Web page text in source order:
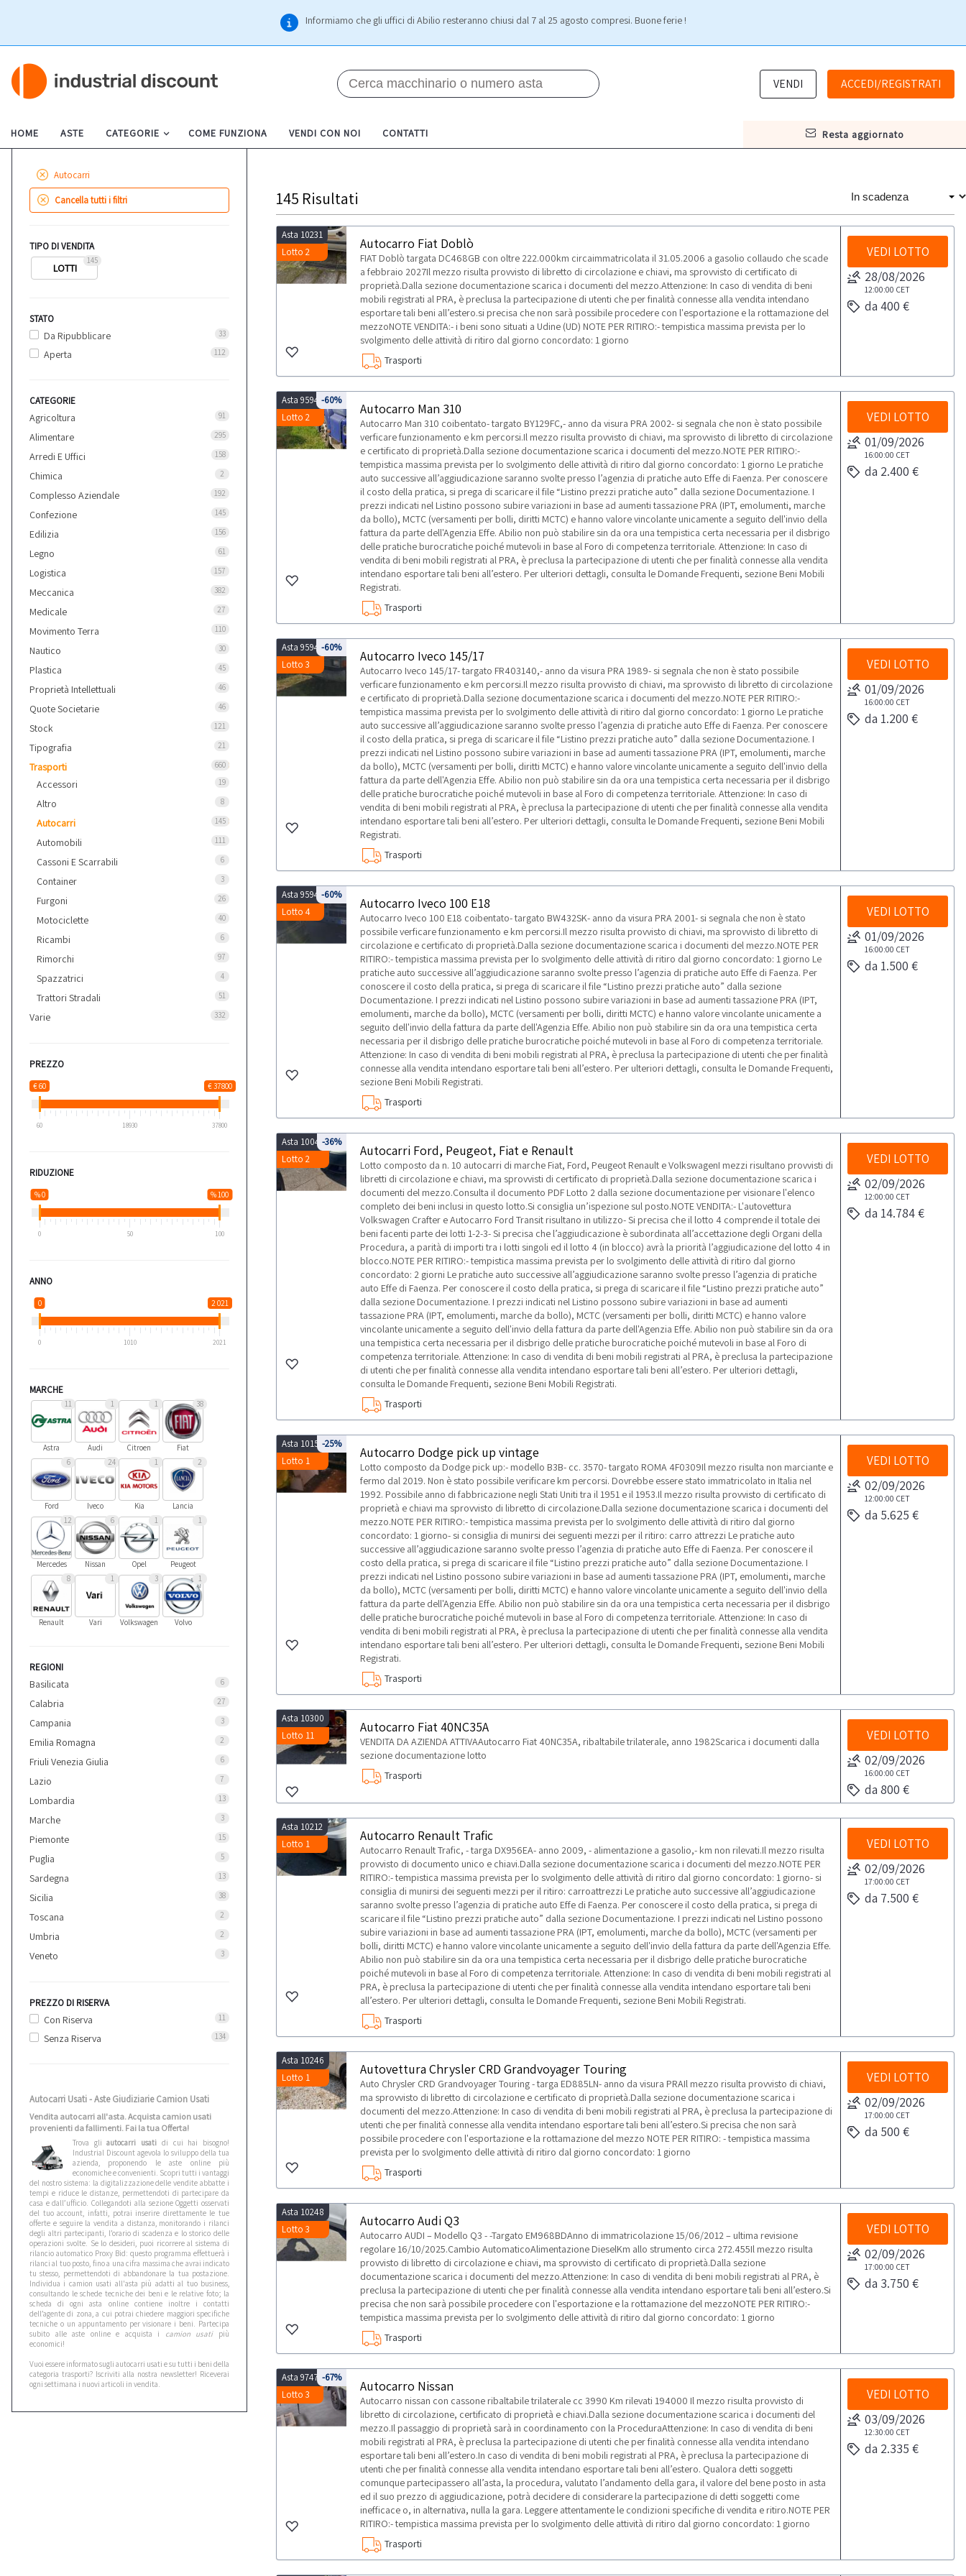
Informiamo che gli uffici di Abilio resteranno chiusi dal 7 al 25 agosto compresi. Buone ferie !
VENDI ACCEDI/REGISTRATI
HOME ASTE CATEGORIE COME FUNZIONA VENDI CON NOI CONTATTI resta aggiornato
Autocarri
Cancella tutti i filtri
TIPO DI VENDITA
145
LOTTI
STATO
Da Ripubblicare 33
Aperta 112
CATEGORIE
Agricoltura 91
Alimentare 295
Arredi E Uffici 158
Chimica 2
Complesso Aziendale 192
Confezione 145
Edilizia 156
Legno 61
Logistica 157
Meccanica 382
Medicale 27
Movimento Terra 110
Nautico 30
Plastica 45
Proprietà Intellettuali 46
Quote Societarie 46
Stock 121
Tipografia 21
Trasporti 660
Accessori 19
Altro 8
Autocarri 145
Automobili 111
Cassoni E Scarrabili 6
Container 3
Furgoni 26
Motociclette 40
Ricambi 6
Rimorchi 97
Spazzatrici 4
Trattori Stradali 51
Varie 332
PREZZO
€ 60 € 37800
60 18930 37800
RIDUZIONE
% 0 % 100
0 50 100
ANNO
0 2 021
0 1010 2021
MARCHE
11
Astra
1
Audi
1
Citroen
38
Fiat
6
Ford
24
Iveco
1
Kia
2
Lancia
12
Mercedes
6
Nissan
1
Opel
1
Peugeot
8
Renault
1
Vari
3
Volkswagen
1
Volvo
REGIONI
Basilicata 6
Calabria 27
Campania 3
Emilia Romagna 2
Friuli Venezia Giulia 6
Lazio 7
Lombardia 13
Marche 3
Piemonte 15
Puglia 5
Sardegna 13
Sicilia 38
Toscana 2
Umbria 2
Veneto 3
PREZZO DI RISERVA
Con Riserva 11
Senza Riserva 134
Autocarri Usati - Aste Giudiziarie Camion Usati
Vendita autocarri all'asta. Acquista camion usati
provenienti da fallimenti. Fai la tua Offerta!
Trova gliautocarri usati di cui hai bisogno!
Industrial Discount agevola lo sviluppo della tua
azienda, proponendo le aste online più
economiche e convenienti. Scopri tutti i vantaggi
del nostro sistema: la digitalizzazione delle vendite abbatte i
tempi e riduce le distanze, permettendoti di partecipare da
casa e dall’ufficio. Collegandoti alla sezione Oggetti osservati
del tuo account, infatti, potrai inserire direttamente le tue
offerte e seguire la vendita a distanza, monitorando i rilanci
degli altri partecipanti, l’orario di scadenza e lo storico delle
operazioni svolte. Se lo desideri, puoi ricorrere al sistema di
rilancio automatico Proxy Bid: questo programma effettuerà i
rilanci al tuo posto, fino a una cifra massima che avrai indicato
tu stesso, permettendoti di abbandonare la tua postazione.
Individua i camion usati all'asta più adatti al tuo business,
consultando le schede tecniche dei beni e le relative foto; la
scheda di ogni asta online contiene inoltre i contatti
dell’agente di zona, a cui potrai chiedere maggiori specifiche
tecniche o un appuntamento per visionare i beni. Partecipa
subito alle aste online e acquista i camion usatipiù
economici!
Vuoi essere informato sugli autocarri usati e su tutti i beni della
categoria trasporti? Iscriviti alla nostra newsletter! Riceverai
ogni settimana i nuovi articoli in vendita.
145 Risultati
Asta 10231
Lotto 2
Autocarro Fiat Doblò
FIAT Doblò targata DC468GB con oltre 222.000km circaimmatricolata il 31.05.2006 a gasolio collaudo che scade
a febbraio 2027Il mezzo risulta provvisto di libretto di circolazione e chiavi, ma sprovvisto di certificato di
proprietà.Dalla sezione documentazione scarica i documenti del mezzo.Attenzione: In caso di vendita di beni
mobili registrati al PRA, è preclusa la partecipazione di utenti che per finalità connesse alla vendita intendano
esportare tali beni all’estero.si precisa che non sarà possibile procedere con l'esportazione e la rottamazione del
mezzoNOTE VENDITA:- i beni sono situati a Udine (UD) NOTE PER RITIRO:- tempistica massima prevista per lo
svolgimento delle attività di ritiro dal giorno concordato: 1 giorno
Trasporti
VEDI LOTTO
28/08/2026
12:00:00 CET
da 400 €
Asta 9594
Lotto 2
-60%
Autocarro Man 310
Autocarro Man 310 coibentato- targato BY129FC,- anno da visura PRA 2002- si segnala che non è stato possibile
verficare funzionamento e km percorsi.Il mezzo risulta provvisto di chiavi, ma sprovvisto di libretto di circolazione
e certificato di proprietà.Dalla sezione documentazione scarica i documenti del mezzo.NOTE PER RITIRO:-
tempistica massima prevista per lo svolgimento delle attività di ritiro dal giorno concordato: 1 giorno Le pratiche
auto successive all’aggiudicazione saranno svolte presso l’agenzia di pratiche auto Effe di Faenza. Per conoscere
il costo della pratica, si prega di scaricare il file “Listino prezzi pratiche auto” dalla sezione Documentazione. I
prezzi indicati nel Listino possono subire variazioni in base ad aumenti tassazione PRA (IPT, emolumenti, marche
da bollo), MCTC (versamenti per bolli, diritti MCTC) e hanno valore vincolante unicamente a seguito dell'invio della
fattura da parte dell'Agenzia Effe. Abilio non può stabilire sin da ora una tempistica certa necessaria per il disbrigo
delle pratiche burocratiche poiché mutevoli in base al Foro di competenza territoriale. Attenzione: In caso di
vendita di beni mobili registrati al PRA, è preclusa la partecipazione di utenti che per finalità connesse alla vendita
intendano esportare tali beni all’estero. Per ulteriori dettagli, consulta le Domande Frequenti, sezione Beni Mobili
Registrati.
Trasporti
VEDI LOTTO
01/09/2026
16:00:00 CET
da 2.400 €
Asta 9594
Lotto 3
-60%
Autocarro Iveco 145/17
Autocarro Iveco 145/17- targato FR403140,- anno da visura PRA 1989- si segnala che non è stato possibile
verficare funzionamento e km percorsi.Il mezzo risulta provvisto di chiavi, ma sprovvisto di libretto di circolazione
e certificato di proprietà.Dalla sezione documentazione scarica i documenti del mezzo.NOTE PER RITIRO:-
tempistica massima prevista per lo svolgimento delle attività di ritiro dal giorno concordato: 1 giorno Le pratiche
auto successive all’aggiudicazione saranno svolte presso l’agenzia di pratiche auto Effe di Faenza. Per conoscere
il costo della pratica, si prega di scaricare il file “Listino prezzi pratiche auto” dalla sezione Documentazione. I
prezzi indicati nel Listino possono subire variazioni in base ad aumenti tassazione PRA (IPT, emolumenti, marche
da bollo), MCTC (versamenti per bolli, diritti MCTC) e hanno valore vincolante unicamente a seguito dell'invio della
fattura da parte dell'Agenzia Effe. Abilio non può stabilire sin da ora una tempistica certa necessaria per il disbrigo
delle pratiche burocratiche poiché mutevoli in base al Foro di competenza territoriale. Attenzione: In caso di
vendita di beni mobili registrati al PRA, è preclusa la partecipazione di utenti che per finalità connesse alla vendita
intendano esportare tali beni all’estero. Per ulteriori dettagli, consulta le Domande Frequenti, sezione Beni Mobili
Registrati.
Trasporti
VEDI LOTTO
01/09/2026
16:00:00 CET
da 1.200 €
Asta 9594
Lotto 4
-60%
Autocarro Iveco 100 E18
Autocarro Iveco 100 E18 coibentato- targato BW432SK- anno da visura PRA 2001- si segnala che non è stato
possibile verficare funzionamento e km percorsi.Il mezzo risulta provvisto di chiavi, ma sprovvisto di libretto di
circolazione e certificato di proprietà.Dalla sezione documentazione scarica i documenti del mezzo.NOTE PER
RITIRO:- tempistica massima prevista per lo svolgimento delle attività di ritiro dal giorno concordato: 1 giorno Le
pratiche auto successive all’aggiudicazione saranno svolte presso l’agenzia di pratiche auto Effe di Faenza. Per
conoscere il costo della pratica, si prega di scaricare il file “Listino prezzi pratiche auto” dalla sezione
Documentazione. I prezzi indicati nel Listino possono subire variazioni in base ad aumenti tassazione PRA (IPT,
emolumenti, marche da bollo), MCTC (versamenti per bolli, diritti MCTC) e hanno valore vincolante unicamente a
seguito dell'invio della fattura da parte dell'Agenzia Effe. Abilio non può stabilire sin da ora una tempistica certa
necessaria per il disbrigo delle pratiche burocratiche poiché mutevoli in base al Foro di competenza territoriale.
Attenzione: In caso di vendita di beni mobili registrati al PRA, è preclusa la partecipazione di utenti che per finalità
connesse alla vendita intendano esportare tali beni all’estero. Per ulteriori dettagli, consulta le Domande Frequenti,
sezione Beni Mobili Registrati.
Trasporti
VEDI LOTTO
01/09/2026
16:00:00 CET
da 1.500 €
Asta 10043
Lotto 2
-36%
Autocarri Ford, Peugeot, Fiat e Renault
Lotto composto da n. 10 autocarri di marche Fiat, Ford, Peugeot Renault e VolkswagenI mezzi risultano provvisti di
libretti di circolazione e chiavi, ma sprovvisti di certificato di proprietà.Dalla sezione documentazione scarica i
documenti del mezzo.Consulta il documento PDF Lotto 2 dalla sezione documentazione per visionare l'elenco
completo dei beni inclusi in questo lotto.Si consiglia un’ispezione sul posto.NOTE VENDITA:- L'autovettura
Volkswagen Crafter e Autocarro Ford Transit risultano in utilizzo- Si precisa che il lotto 4 comprende il totale dei
beni facenti parte dei lotti 1-2-3- Si precisa che l’aggiudicazione è subordinata all’accettazione degli Organi della
Procedura, a parità di importi tra i lotti singoli ed il lotto 4 (in blocco) avrà la priorità l’aggiudicazione del lotto 4 in
blocco.NOTE PER RITIRO:- tempistica massima prevista per lo svolgimento delle attività di ritiro dal giorno
concordato: 2 giorni Le pratiche auto successive all’aggiudicazione saranno svolte presso l’agenzia di pratiche
auto Effe di Faenza. Per conoscere il costo della pratica, si prega di scaricare il file “Listino prezzi pratiche auto”
dalla sezione Documentazione. I prezzi indicati nel Listino possono subire variazioni in base ad aumenti
tassazione PRA (IPT, emolumenti, marche da bollo), MCTC (versamenti per bolli, diritti MCTC) e hanno valore
vincolante unicamente a seguito dell'invio della fattura da parte dell'Agenzia Effe. Abilio non può stabilire sin da ora
una tempistica certa necessaria per il disbrigo delle pratiche burocratiche poiché mutevoli in base al Foro di
competenza territoriale. Attenzione: In caso di vendita di beni mobili registrati al PRA, è preclusa la partecipazione
di utenti che per finalità connesse alla vendita intendano esportare tali beni all’estero. Per ulteriori dettagli,
consulta le Domande Frequenti, sezione Beni Mobili Registrati.
Trasporti
VEDI LOTTO
02/09/2026
12:00:00 CET
da 14.784 €
Asta 10153
Lotto 1
-25%
Autocarro Dodge pick up vintage
Lotto composto da Dodge pick up:- modello B3B- cc. 3570- targato ROMA 4F0309Il mezzo risulta non marciante e
fermo dal 2019. Non è stato possibile verificare km percorsi. Dovrebbe essere stato immatricolato in Italia nel
1992. Possibile anno di fabbricazione negli Stati Uniti tra il 1951 e il 1953.Il mezzo risulta provvisto di certificato di
proprietà e chiavi ma sprovvisto di libretto di circolazione.Dalla sezione documentazione scarica i documenti del
mezzo.NOTE PER RITIRO:- tempistica massima prevista per lo svolgimento delle attività di ritiro dal giorno
concordato: 1 giorno- si consiglia di munirsi dei seguenti mezzi per il ritiro: carro attrezzi Le pratiche auto
successive all’aggiudicazione saranno svolte presso l’agenzia di pratiche auto Effe di Faenza. Per conoscere il
costo della pratica, si prega di scaricare il file “Listino prezzi pratiche auto” dalla sezione Documentazione. I
prezzi indicati nel Listino possono subire variazioni in base ad aumenti tassazione PRA (IPT, emolumenti, marche
da bollo), MCTC (versamenti per bolli, diritti MCTC) e hanno valore vincolante unicamente a seguito dell'invio della
fattura da parte dell'Agenzia Effe. Abilio non può stabilire sin da ora una tempistica certa necessaria per il disbrigo
delle pratiche burocratiche poiché mutevoli in base al Foro di competenza territoriale. Attenzione: In caso di
vendita di beni mobili registrati al PRA, è preclusa la partecipazione di utenti che per finalità connesse alla vendita
intendano esportare tali beni all’estero. Per ulteriori dettagli, consulta le Domande Frequenti, sezione Beni Mobili
Registrati.
Trasporti
VEDI LOTTO
02/09/2026
12:00:00 CET
da 5.625 €
Asta 10300
Lotto 11
Autocarro Fiat 40NC35A
VENDITA DA AZIENDA ATTIVAAutocarro Fiat 40NC35A, ribaltabile trilaterale, anno 1982Scarica i documenti dalla
sezione documentazione lotto
Trasporti
VEDI LOTTO
02/09/2026
16:00:00 CET
da 800 €
Asta 10212
Lotto 1
Autocarro Renault Trafic
Autocarro Renault Trafic, - targa DX956EA- anno 2009, - alimentazione a gasolio,- km non rilevati.Il mezzo risulta
provvisto di documento unico e chiavi.Dalla sezione documentazione scarica i documenti del mezzo.NOTE PER
RITIRO:- tempistica massima prevista per lo svolgimento delle attività di ritiro dal giorno concordato: 1 giorno- si
consiglia di munirsi dei seguenti mezzi per il ritiro: carroattrezzi Le pratiche auto successive all’aggiudicazione
saranno svolte presso l’agenzia di pratiche auto Effe di Faenza. Per conoscere il costo della pratica, si prega di
scaricare il file “Listino prezzi pratiche auto” dalla sezione Documentazione. I prezzi indicati nel Listino possono
subire variazioni in base ad aumenti tassazione PRA (IPT, emolumenti, marche da bollo), MCTC (versamenti per
bolli, diritti MCTC) e hanno valore vincolante unicamente a seguito dell'invio della fattura da parte dell'Agenzia Effe.
Abilio non può stabilire sin da ora una tempistica certa necessaria per il disbrigo delle pratiche burocratiche
poiché mutevoli in base al Foro di competenza territoriale. Attenzione: In caso di vendita di beni mobili registrati al
PRA, è preclusa la partecipazione di utenti che per finalità connesse alla vendita intendano esportare tali beni
all’estero. Per ulteriori dettagli, consulta le Domande Frequenti, sezione Beni Mobili Registrati.
Trasporti
VEDI LOTTO
02/09/2026
17:00:00 CET
da 7.500 €
Asta 10246
Lotto 1
Autovettura Chrysler CRD Grandvoyager Touring
Auto Chrysler CRD Grandvoyager Touring - targa ED885LN- anno da visura PRAIl mezzo risulta provvisto di chiavi,
ma sprovvisto di libretto di circolazione e certificato di proprietà.Dalla sezione documentazione scarica i
documenti del mezzo.Attenzione: In caso di vendita di beni mobili registrati al PRA, è preclusa la partecipazione di
utenti che per finalità connesse alla vendita intendano esportare tali beni all’estero.Si precisa che non sarà
possibile procedere con l'esportazione e la rottamazione del mezzo NOTE PER RITIRO: - tempistica massima
prevista per lo svolgimento delle attività di ritiro dal giorno concordato: 1 giorno
Trasporti
VEDI LOTTO
02/09/2026
17:00:00 CET
da 500 €
Asta 10248
Lotto 3
Autocarro Audi Q3
Autocarro AUDI – Modello Q3 - -Targato EM968BDAnno di immatricolazione 15/06/2012 – ultima revisione
regolare 16/10/2025.Cambio AutomaticoAlimentazione DieselKm allo strumento circa 272.455Il mezzo risulta
provvisto di libretto di circolazione e chiavi, ma sprovvisto di certificato di proprietà.Dalla sezione
documentazione scarica i documenti del mezzo.Attenzione: In caso di vendita di beni mobili registrati al PRA, è
preclusa la partecipazione di utenti che per finalità connesse alla vendita intendano esportare tali beni all’estero.Si
precisa che non sarà possibile procedere con l'esportazione e la rottamazione del mezzoNOTE PER RITIRO:-
tempistica massima prevista per lo svolgimento delle attività di ritiro dal giorno concordato: 1 giorno
Trasporti
VEDI LOTTO
02/09/2026
17:00:00 CET
da 3.750 €
Asta 9747
Lotto 3
-67%
Autocarro Nissan
Autocarro nissan con cassone ribaltabile trilaterale cc 3990 Km rilevati 194000 Il mezzo risulta provvisto di
libretto di circolazione, certificato di proprietà e chiavi.Dalla sezione documentazione scarica i documenti del
mezzo.Il passaggio di proprietà sarà in coordinamento con la ProceduraAttenzione: In caso di vendita di beni
mobili registrati al PRA, è preclusa la partecipazione di utenti che per finalità connesse alla vendita intendano
esportare tali beni all’estero.In caso di vendita di beni mobili registrati al PRA, è preclusa la partecipazione di
utenti che per finalità connesse alla vendita intendano esportare tali beni all’estero. Qualora detti soggetti
comunque partecipassero all’asta, la procedura, valutato l’andamento della gara, il valore del bene posto in asta
ed il suo prezzo di aggiudicazione, potrà decidere di considerare la partecipazione di detti soggetti come
inefficace o, in alternativa, nulla la gara. Leggere attentamente le condizioni specifiche di vendita e ritiro.NOTE PER
RITIRO:- tempistica massima prevista per lo svolgimento delle attività di ritiro dal giorno concordato: 1 giorno
Trasporti
VEDI LOTTO
03/09/2026
12:30:00 CET
da 2.335 €